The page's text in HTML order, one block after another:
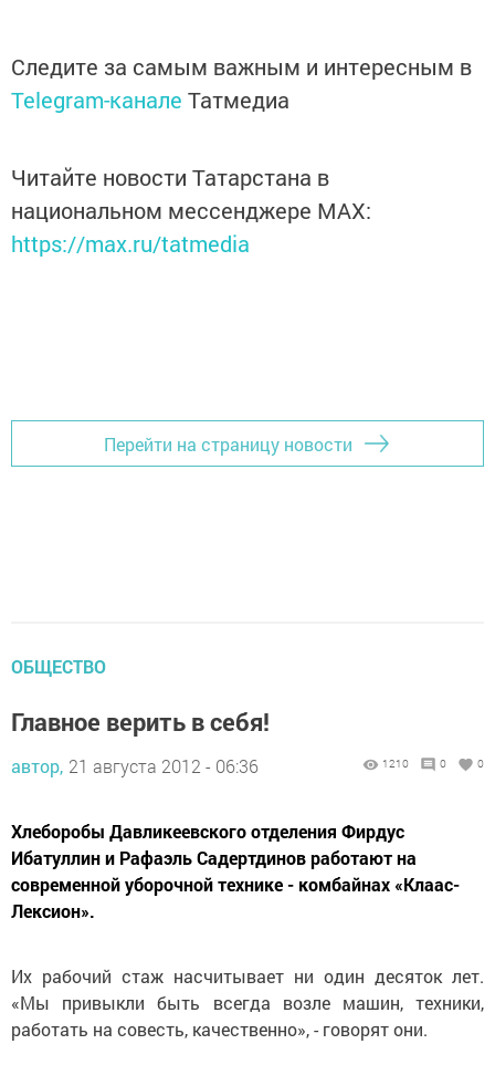
Следите за самым важным и интересным в
Telegram-канале Татмедиа
Читайте новости Татарстана в
национальном мессенджере MАХ:
https://max.ru/tatmedia
Перейти на страницу новости
ОБЩЕСТВО
Главное верить в себя!
автор, 21 августа 2012 - 06:36 1210 0 0
Хлеборобы Давликеевского отделения Фирдус
Ибатуллин и Рафаэль Садертдинов работают на
современной уборочной технике - комбайнах «Клаас-
Лексион».
Их рабочий стаж насчитывает ни один десяток лет.
«Мы привыкли быть всегда возле машин, техники,
работать на совесть, качественно», - говорят они.